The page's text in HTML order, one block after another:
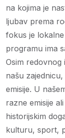
na kojima je
ljubav prema
fokus je
programu ima
Osim redovnog
našu
emisije. U
razne emisije
historijskim
kulturu, sport,